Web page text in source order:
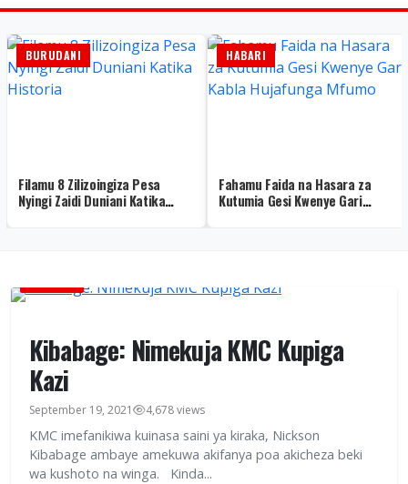
BURUDANI
Filamu 8 Zilizoingiza Pesa
Nyingi Zaidi Duniani Katika
HABARI
Fahamu Faida na Hasara za
Kutumia Gesi Kwenye Gari
Kibabage: Nimekuja KMC Kupiga
Kazi
September 19, 2021 4,678 views
KMC imefanikiwa kuinasa saini ya kiraka, Nickson
Kibabage ambaye amekuwa akifanya poa akicheza beki
wa kushoto na winga. Kinda...